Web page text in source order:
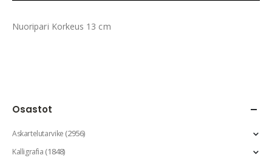
Nuoripari Korkeus 13 cm
Osastot
Askartelutarvike(2956)
Kalligrafia(1848)